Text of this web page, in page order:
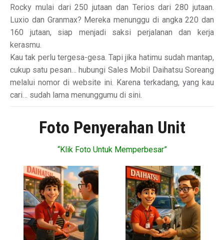
Rocky mulai dari 250 jutaan dan Terios dari 280 jutaan.
Luxio dan Granmax? Mereka menunggu di angka 220 dan
160 jutaan, siap menjadi saksi perjalanan dan kerja
kerasmu.
Kau tak perlu tergesa-gesa. Tapi jika hatimu sudah mantap,
cukup satu pesan… hubungi Sales Mobil Daihatsu Soreang
melalui nomor di website ini. Karena terkadang, yang kau
cari… sudah lama menunggumu di sini.
Foto Penyerahan Unit
“Klik Foto Untuk Memperbesar”